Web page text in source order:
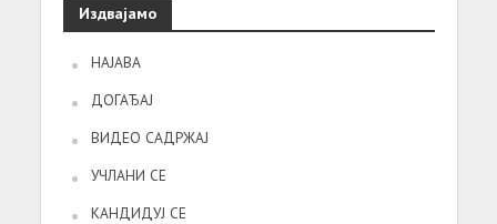
Издвајамо
НАЈАВА
ДОГАЂАЈ
ВИДЕО САДРЖАЈ
УЧЛАНИ СЕ
КАНДИДУЈ СЕ